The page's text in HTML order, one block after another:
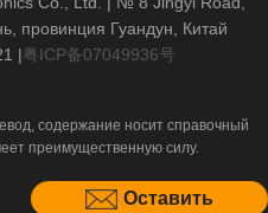
Оставить
провинция Гуандун, Китай
|粤ICP备07049936号
содержание носит справочный
преимущественную силу.